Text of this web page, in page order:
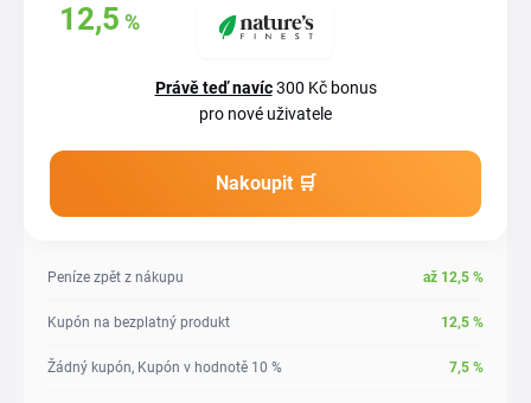
12,5 %z vašich
Právě teď navíc300 Kč bonus
pro nové uživatele
Nakoupit 🛒
Peníze zpět z nákupu až 12,5 %
Kupón na bezplatný produkt 12,5 %
Žádný kupón, Kupón v hodnotě 10 % 7,5 %